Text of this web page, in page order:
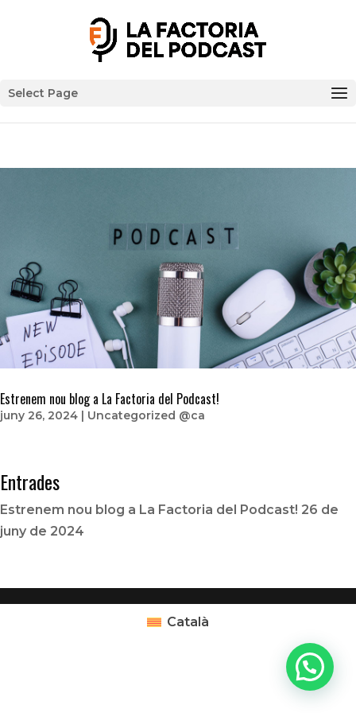
Select Page
Estrenem nou blog a La Factoria del Podcast!
juny 26, 2024 | Uncategorized @ca
Entrades
Estrenem nou blog a La Factoria del Podcast! 26 de
juny de 2024
Català